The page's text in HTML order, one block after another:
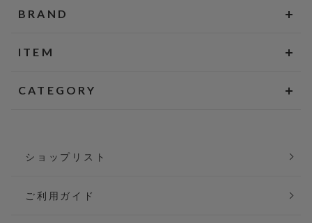
BRAND
ITEM
CATEGORY
ショップリスト
ご利用ガイド